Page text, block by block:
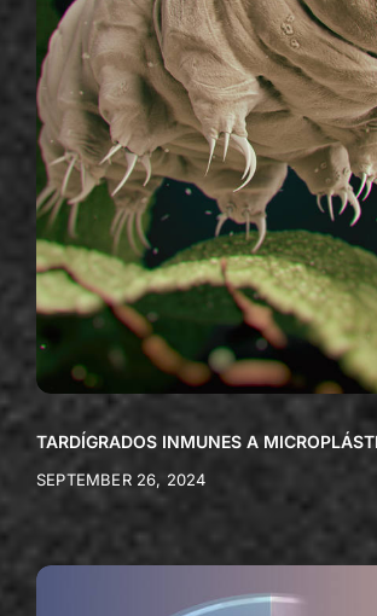
TARDÍGRADOS INMUNES A
SEPTEMBER 26, 2024